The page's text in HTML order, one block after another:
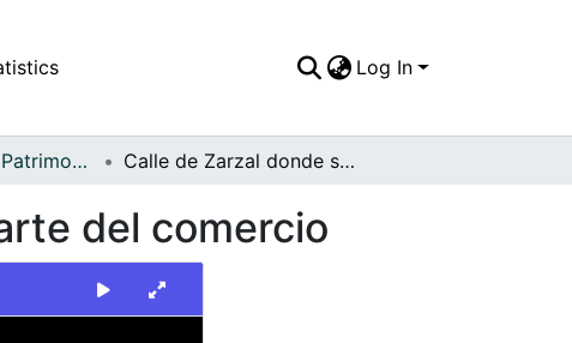
Log In
FFDO - Zarzal - Patrimonial Calle de Zarzal donde se concentra la mayor parte del comercio
del comercio